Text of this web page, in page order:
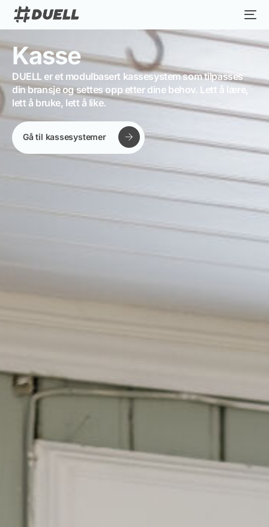
Kasse
DUELL er et modulbasert kassesystem som tilpasses
din bransje og settes opp etter dine behov. Lett å lære,
lett å bruke, lett å like.
Gå til kassesystemer